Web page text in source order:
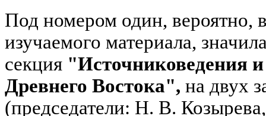
Под номером один, вероятно,
изучаемого материала,
секция "Источниковедения
Древнего Востока", на двух
(председатели: Н. В.